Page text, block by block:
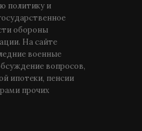
политику и
обороны
На сайте
военные
вопросов,
ипотеки, пенсии
прочих